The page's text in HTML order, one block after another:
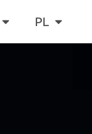
OPEN PL OPEN